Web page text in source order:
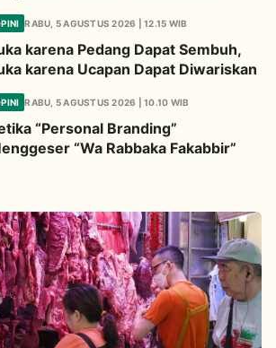
RABU, 5 AGUSTUS 2026 | 12.15 WIB
karena Pedang Dapat Sembuh,
karena Ucapan Dapat Diwariskan
RABU, 5 AGUSTUS 2026 | 10.10 WIB
“Personal Branding”
“Wa Rabbaka Fakabbir”